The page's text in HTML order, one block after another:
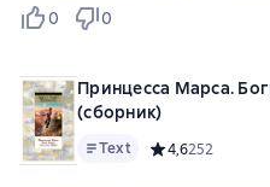
0 0
Принцесса Марса.
(сборник)
Text Средний
4,6252